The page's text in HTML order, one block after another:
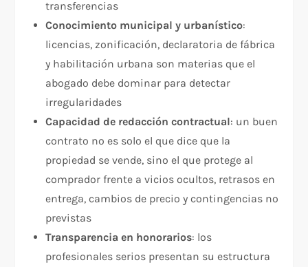
transferencias
Conocimiento municipal y urbanístico:
licencias, zonificación, declaratoria de fábrica
y habilitación urbana son materias que el
abogado debe dominar para detectar
irregularidades
Capacidad de redacción contractual: un buen
contrato no es solo el que dice que la
propiedad se vende, sino el que protege al
comprador frente a vicios ocultos, retrasos en
entrega, cambios de precio y contingencias no
previstas
Transparencia en honorarios: los
profesionales serios presentan su estructura